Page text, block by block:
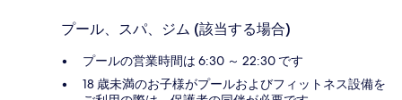
プール、スパ、ジム (該当する場合)
プールの営業時間は 6:30 ～ 22:30 です
18 歳未満のお子様がプールおよびフィットネス設備を